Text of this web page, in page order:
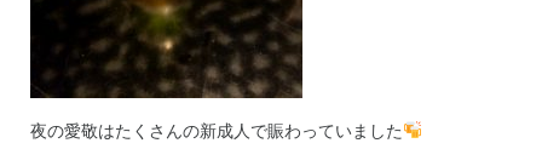
夜の愛敬はたくさんの新成人で賑わっていました